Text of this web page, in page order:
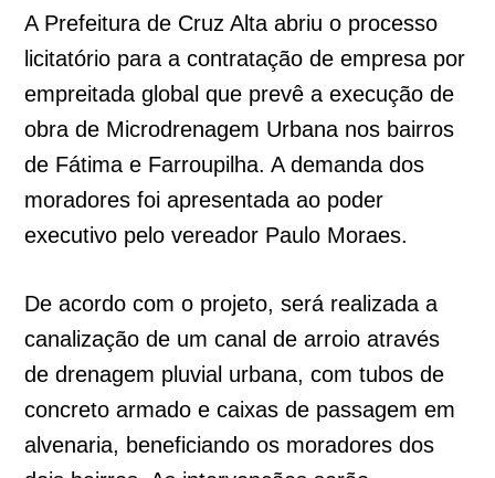
A Prefeitura de Cruz Alta abriu o processo
licitatório para a contratação de empresa por
empreitada global que prevê a execução de
obra de Microdrenagem Urbana nos bairros
de Fátima e Farroupilha. A demanda dos
moradores foi apresentada ao poder
executivo pelo vereador Paulo Moraes.
De acordo com o projeto, será realizada a
canalização de um canal de arroio através
de drenagem pluvial urbana, com tubos de
concreto armado e caixas de passagem em
alvenaria, beneficiando os moradores dos